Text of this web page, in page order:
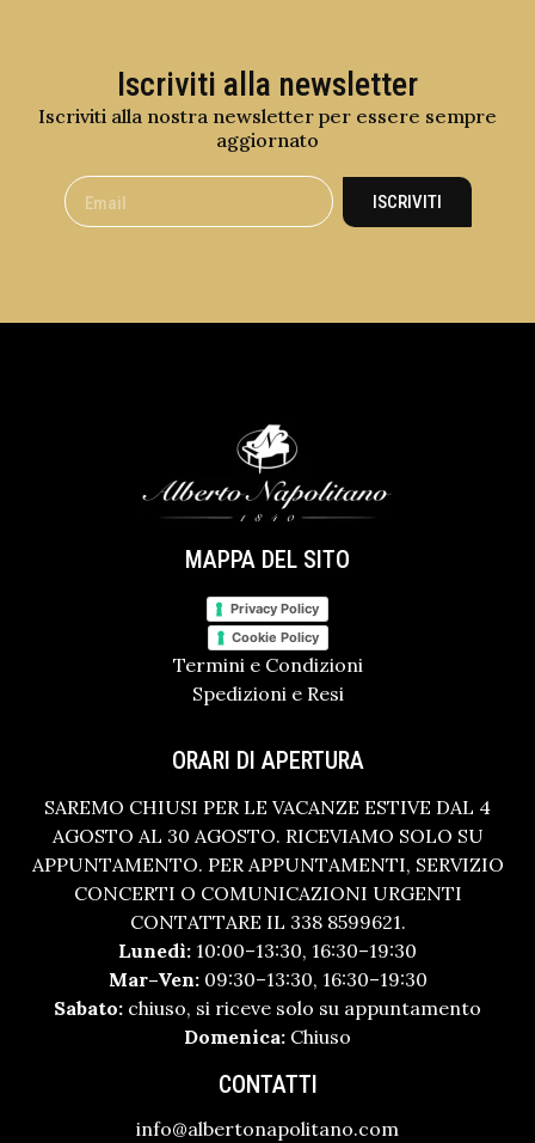
Iscriviti alla newsletter
Iscriviti alla nostra newsletter per essere sempre
aggiornato
ISCRIVITI
MAPPA DEL SITO
Privacy Policy
Cookie Policy
Termini e Condizioni
Spedizioni e Resi
ORARI DI APERTURA
SAREMO CHIUSI PER LE VACANZE ESTIVE DAL 4
AGOSTO AL 30 AGOSTO. RICEVIAMO SOLO SU
APPUNTAMENTO. PER APPUNTAMENTI, SERVIZIO
CONCERTI O COMUNICAZIONI URGENTI
CONTATTARE IL 338 8599621.
Lunedì: 10:00–13:30, 16:30–19:30
Mar–Ven:09:30–13:30, 16:30–19:30
Sabato: chiuso, si riceve solo su appuntamento
Domenica: Chiuso
CONTATTI
info@albertonapolitano.com